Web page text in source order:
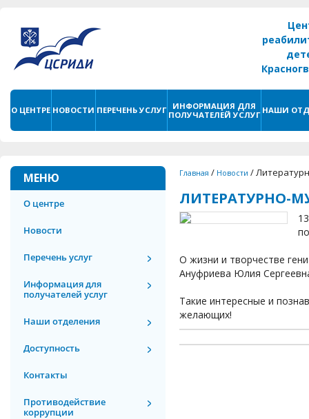
О ЦЕНТРЕ НОВОСТИ ПЕРЕЧЕНЬ УСЛУГ
ИНФОРМАЦИЯ ДЛЯ
ПОЛУЧАТЕЛЕЙ УСЛУГ НАШИ
МЕНЮ
О центре
Новости
Перечень услуг
Информация для
получателей услуг
Наши отделения
Доступность
Контакты
Противодействие
коррупции
Главная / Новости /
ЛИТЕРАТУРНО-
О жизни и творчестве
Ануфриева Юлия
Такие интересные и
желающих!